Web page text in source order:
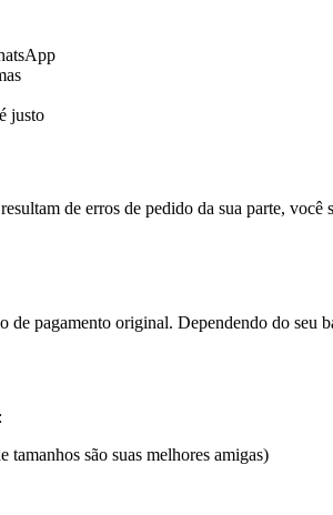
justo
de erros de pedido da sua parte,
pagamento original. Dependendo do seu
tamanhos são suas melhores amigas)